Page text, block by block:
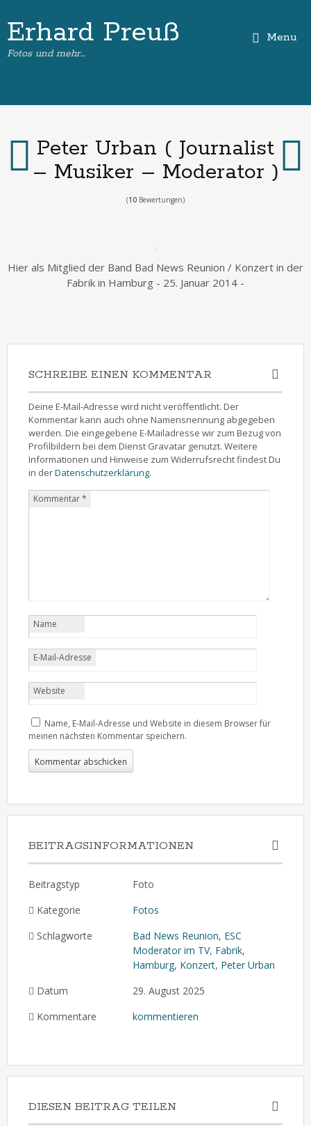
Erhard Preuß
Fotos und mehr…
Menu
Peter Urban ( Journalist
– Musiker – Moderator )
(10 Bewertungen)
Hier als Mitglied der Band Bad News Reunion / Konzert in der
Fabrik in Hamburg - 25. Januar 2014 -
SCHREIBE EINEN KOMMENTAR
Deine E-Mail-Adresse wird nicht veröffentlicht. Der
Kommentar kann auch ohne Namensnennung abgegeben
werden. Die eingegebene E-Mailadresse wir zum Bezug von
Profilbildern bei dem Dienst Gravatar genutzt. Weitere
Informationen und Hinweise zum Widerrufsrecht findest Du
in derDatenschutzerklärung.
Kommentar*
Name
E-Mail-Adresse
Website
Name, E-Mail-Adresse und Website in diesem Browser für
meinen nächsten Kommentar speichern.
BEITRAGSINFORMATIONEN
Beitragstyp
Foto
Kategorie
Fotos
Schlagworte
Bad News Reunion, ESC
Moderator im TV, Fabrik,
Hamburg, Konzert, Peter Urban
Datum
29. August 2025
Kommentare
kommentieren
DIESEN BEITRAG TEILEN